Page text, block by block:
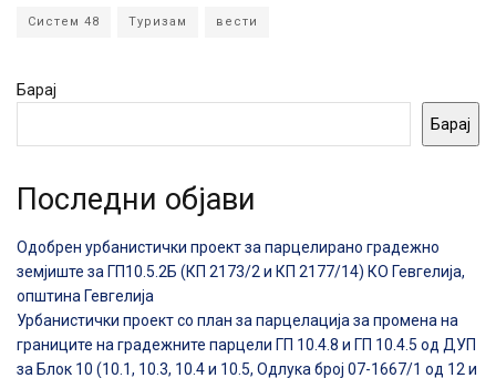
Систем 48 Туризам вести
Барај
Барај
Последни објави
Одобрен урбанистички проект за парцелирано градежно
земјиште за ГП10.5.2Б (КП 2173/2 и КП 2177/14) КО Гевгелија,
општина Гевгелија
Урбанистички проект со план за парцелација за промена на
границите на градежните парцели ГП 10.4.8 и ГП 10.4.5 од ДУП
за Блок 10 (10.1, 10.3, 10.4 и 10.5, Одлука број 07-1667/1 од 12 и